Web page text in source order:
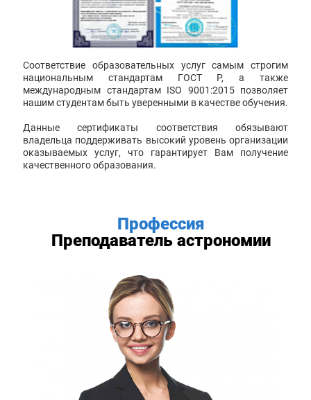
Соответствие образовательных услуг самым строгим
национальным стандартам ГОСТ Р, а также
международным стандартам ISO 9001:2015 позволяет
нашим студентам быть уверенными в качестве обучения.
Данные сертификаты соответствия обязывают
владельца поддерживать высокий уровень организации
оказываемых услуг, что гарантирует Вам получение
качественного образования.
Профессия
Преподаватель астрономии